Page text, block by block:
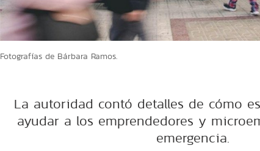
Fotografías de Bárbara Ramos.
La autoridad contó detalles de cómo
ayudar a los emprendedores y
emergencia.